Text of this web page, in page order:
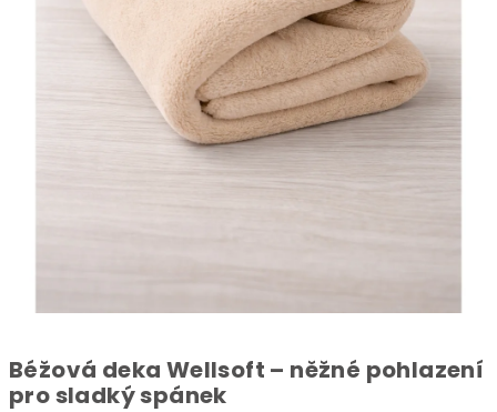
Béžová deka Wellsoft – něžné pohlazení
pro sladký spánek